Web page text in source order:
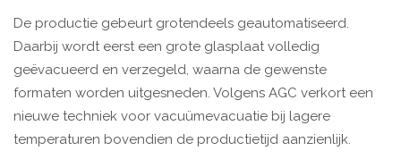
De productie gebeurt grotendeels geautomatiseerd.
Daarbij wordt eerst een grote glasplaat volledig
geëvacueerd en verzegeld, waarna de gewenste
formaten worden uitgesneden. Volgens AGC verkort een
nieuwe techniek voor vacuümevacuatie bij lagere
temperaturen bovendien de productietijd aanzienlijk.